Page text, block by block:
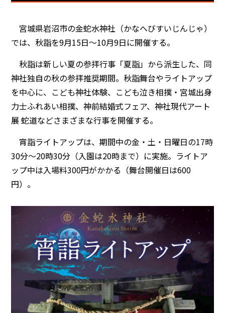
宮城県岩沼市の金蛇水神社（かなへびすいじんじゃ）
では、秋詣を9月15日～10月9日に開催する。
秋詣は新しい夏の参拝行事「夏詣」から派生した、同
神社独自の秋の参拝推奨期間。秋詣舞台やライトアップ
を中心に、こども神社体験、こども泣き相撲・宮城出身
力士ふれあい相撲、神前結婚式フェア、神社現代アート
展 蛇道などさまざまな行事を開催する。
宵詣ライトアップは、期間中の金・土・日曜日の17時
30分～20時30分（入園は20時まで）に実施。ライトア
ップ中は入場料300円がかかる（舞台開催日は600
円）。